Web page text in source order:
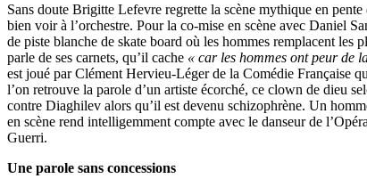
Sans doute Brigitte Lefevre regrette la scène mythique en
bien voir à l’orchestre. Pour la co-mise en scène avec Daniel
de piste blanche de skate board où les hommes remplacent les
parle de ses carnets, qu’il cache « car les hommes ont peur de
est joué par Clément Hervieu-Léger de la Comédie Française
l’on retrouve la parole d’un artiste écorché, ce clown de dieu
contre Diaghilev alors qu’il est devenu schizophrène. Un
en scène rend intelligemment compte avec le danseur de
Guerri.
Une parole sans concessions